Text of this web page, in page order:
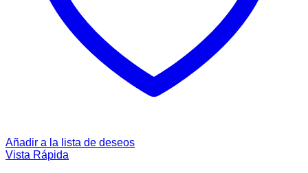
Añadir a la lista de deseos
Vista Rápida